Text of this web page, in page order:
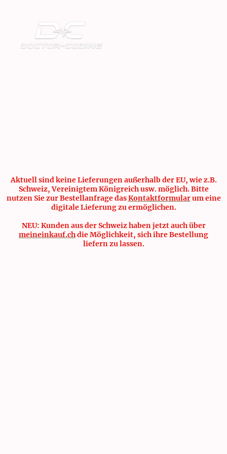
Aktuell sind keine Lieferungen außerhalb der EU, wie z.B.
Schweiz, Vereinigtem Königreich usw. möglich. Bitte
nutzen Sie zur Bestellanfrage dasKontaktformularum eine
digitale Lieferung zu ermöglichen.
NEU: Kunden aus der Schweiz haben jetzt auch über
meineinkauf.chdie Möglichkeit, sich ihre Bestellung
liefern zu lassen.